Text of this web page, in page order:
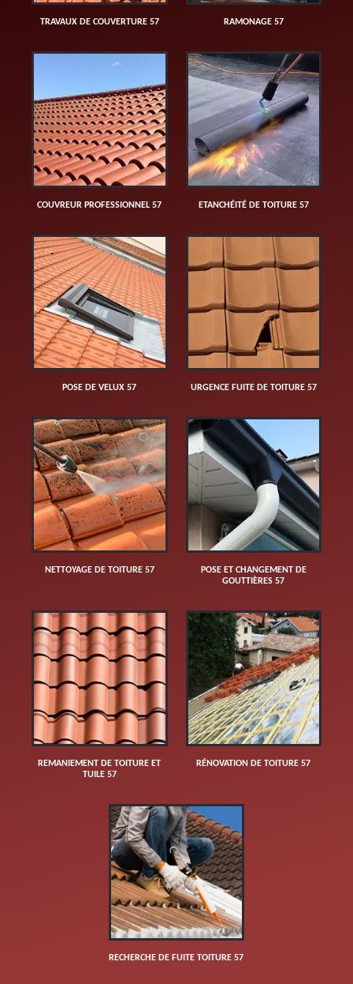
TRAVAUX DE COUVERTURE 57 RAMONAGE 57
COUVREUR PROFESSIONNEL 57 ETANCHÉITÉ DE TOITURE 57
POSE DE VELUX 57 URGENCE FUITE DE TOITURE 57
NETTOYAGE DE TOITURE 57
POSE ET CHANGEMENT DE
GOUTTIÈRES 57
REMANIEMENT DE TOITURE ET
TUILE 57
RÉNOVATION DE TOITURE 57
RECHERCHE DE FUITE TOITURE 57